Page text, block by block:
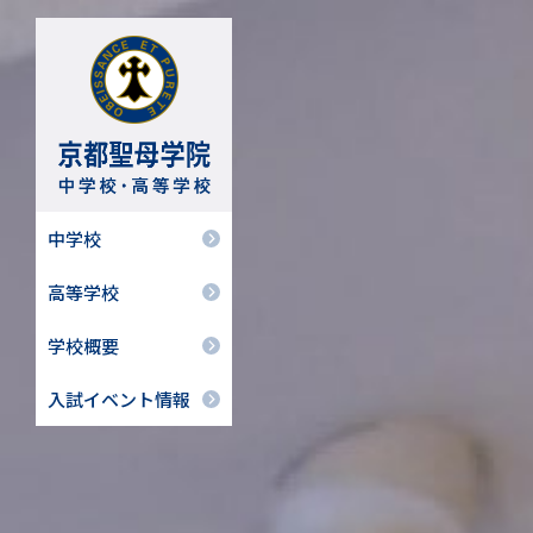
中学校
高等学校
学校概要
入試イベント情報